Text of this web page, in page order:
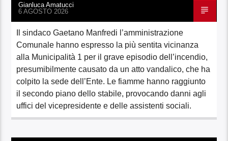
Gianluca Amatucci
6 AGOSTO 2026
Il sindaco Gaetano Manfredi l’amministrazione
Comunale hanno espresso la più sentita vicinanza
alla Municipalità 1 per il grave episodio dell’incendio,
presumibilmente causato da un atto vandalico, che ha
colpito la sede dell’Ente. Le fiamme hanno raggiunto
il secondo piano dello stabile, provocando danni agli
uffici del vicepresidente e delle assistenti sociali.